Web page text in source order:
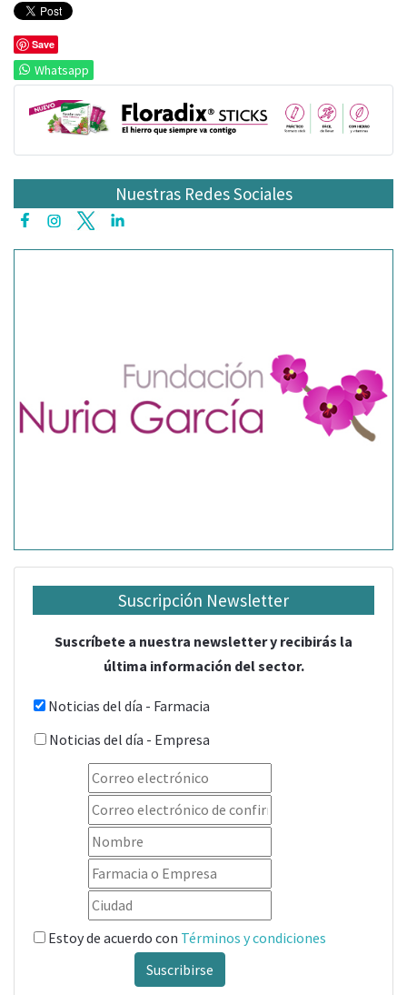
Save
Whatsapp
Nuestras Redes Sociales
Suscripción Newsletter
Suscríbete a nuestra newsletter y recibirás la
última información del sector.
Noticias del día - Farmacia
Noticias del día - Empresa
Estoy de acuerdo con Términos y condiciones
Suscribirse